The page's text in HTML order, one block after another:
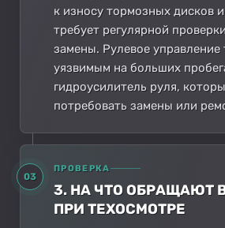
к износу тормозных дисков
требует регулярной
замены. Рулевое управление
уязвимым на больших
гидроусилитель руля,
потребовать замены или
03
ПРОВЕРКА
3. НА ЧТО ОБРАЩАЮТ
ПРИ ТЕХОСМОТРЕ